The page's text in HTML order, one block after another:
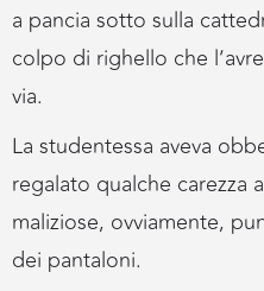
a pancia sotto sulla
colpo di righello che
via.
La studentessa aveva
regalato qualche carezza
maliziose, ovviamente,
dei pantaloni.